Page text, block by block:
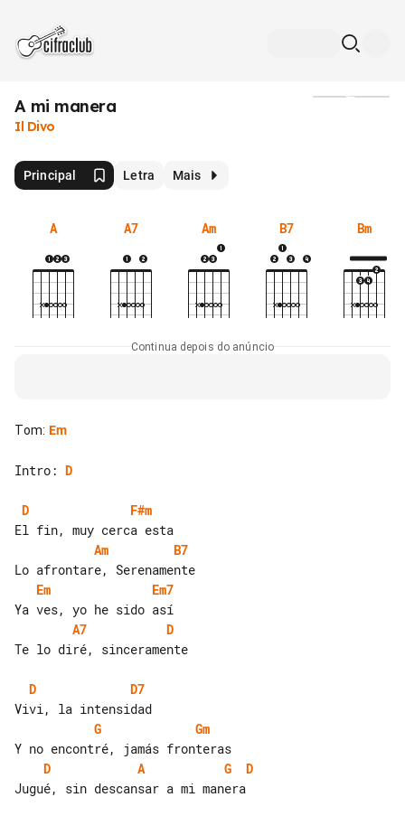
A mi manera
Il Divo
Principal Letra Mais
A A7 Am B7 Bm
Continua depois do anúncio
Tom: Em
Intro: D
D
F#m
Am
B7
Em
Em7
A7
D
Te lo diré, sinceramente
D
D7
G
Gm
D
A G
D
Jugué, sin descansar a mi manera